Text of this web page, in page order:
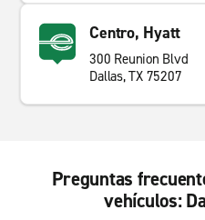
Centro, Hyatt
300 Reunion Blvd
Dallas, TX 75207
Preguntas
vehículos: